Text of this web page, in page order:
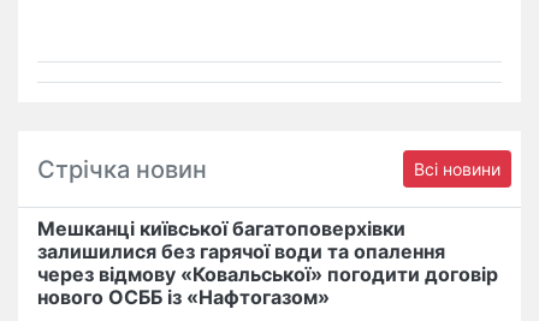
Стрічка новин Всі новини
Мешканці київської багатоповерхівки
залишилися без гарячої води та опалення
через відмову «Ковальської» погодити договір
нового ОСББ із «Нафтогазом»